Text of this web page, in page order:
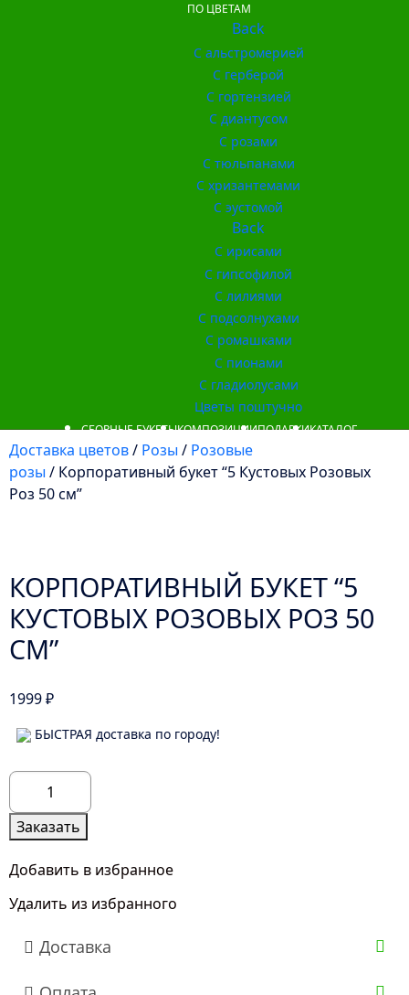
ПО ЦВЕТАМ
Back
С альстромерией
С герберой
С гортензией
С диантусом
С розами
С тюльпанами
С хризантемами
С эустомой
Back
С ирисами
С гипсофилой
С лилиями
С подсолнухами
С ромашками
С пионами
С гладиолусами
Цветы поштучно
СБОРНЫЕ БУКЕТЫКОМПОЗИЦИИПОДАРКИКАТАЛОГ
Доставка цветов/ Розы / Розовые
розы / Корпоративный букет “5 Кустовых Розовых
Роз 50 см”
КОРПОРАТИВНЫЙ БУКЕТ “5
КУСТОВЫХ РОЗОВЫХ РОЗ 50
СМ”
1999₽
БЫСТРАЯ доставка по городу!
Количество
товара
Корпоративный
букет
"5
Розовых
50
Заказать
Добавить в избранное
Удалить из избранного
Доставка